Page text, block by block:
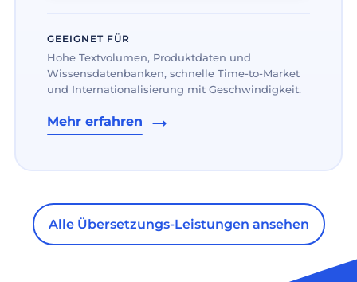
GEEIGNET FÜR
Hohe Textvolumen, Produktdaten und
Wissensdatenbanken, schnelle Time-to-Market
und Internationalisierung mit Geschwindigkeit.
Mehr erfahren
Alle Übersetzungs-Leistungen ansehen